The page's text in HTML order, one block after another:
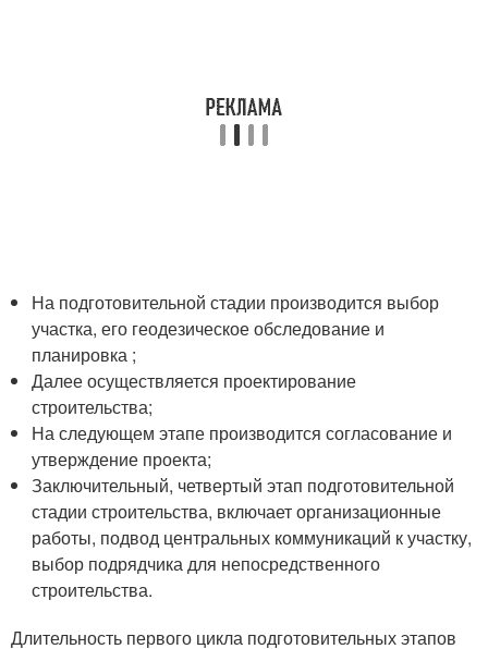
На подготовительной стадии производится выбор
участка, его геодезическое обследование и
планировка ;
Далее осуществляется проектирование
строительства;
На следующем этапе производится согласование и
утверждение проекта;
Заключительный, четвертый этап подготовительной
стадии строительства, включает организационные
работы, подвод центральных коммуникаций к участку,
выбор подрядчика для непосредственного
строительства.
Длительность первого цикла подготовительных этапов